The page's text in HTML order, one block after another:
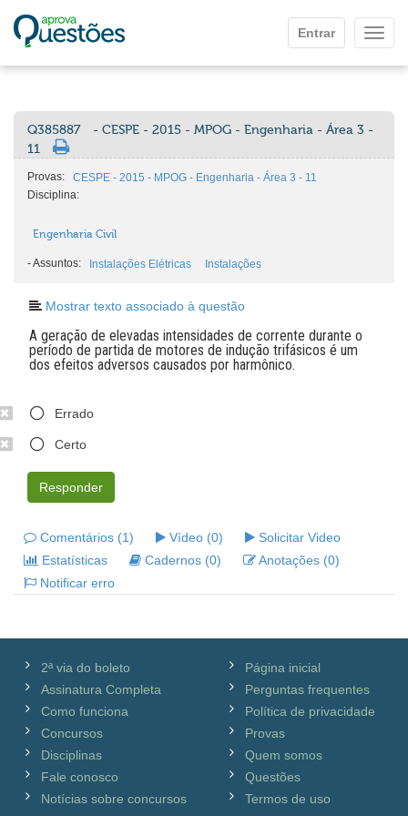
Entrar
Q385887
- CESPE - 2015 - MPOG - Engenharia - Área 3 -
11
Provas:
CESPE - 2015 - MPOG - Engenharia - Área 3 - 11
Disciplina:
Engenharia Civil
-Assuntos: Instalações Elétricas Instalações
Mostrar texto associado à questão
A geração de elevadas intensidades de corrente durante o
período de partida de motores de indução trifásicos é um
dos efeitos adversos causados por harmônico.
Errado
Certo
Responder
Comentários (1) Vídeo (0)
Solicitar Video
Estatísticas
Cadernos (0)
Anotações (0)
Notificar erro
2ª via do boleto
Assinatura Completa
Como funciona
Concursos
Disciplinas
Fale conosco
Notícias sobre concursos
Página inicial
Perguntas frequentes
Política de privacidade
Provas
Quem somos
Questões
Termos de uso